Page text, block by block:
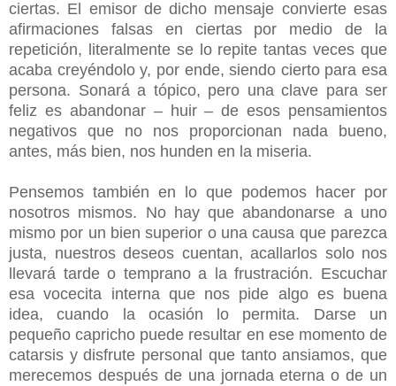
ciertas. El emisor de dicho mensaje convierte esas
afirmaciones falsas en ciertas por medio de la
repetición, literalmente se lo repite tantas veces que
acaba creyéndolo y, por ende, siendo cierto para esa
persona. Sonará a tópico, pero una clave para ser
feliz es abandonar – huir – de esos pensamientos
negativos que no nos proporcionan nada bueno,
antes, más bien, nos hunden en la miseria.
Pensemos también en lo que podemos hacer por
nosotros mismos. No hay que abandonarse a uno
mismo por un bien superior o una causa que parezca
justa, nuestros deseos cuentan, acallarlos solo nos
llevará tarde o temprano a la frustración. Escuchar
esa vocecita interna que nos pide algo es buena
idea, cuando la ocasión lo permita. Darse un
pequeño capricho puede resultar en ese momento de
catarsis y disfrute personal que tanto ansiamos, que
merecemos después de una jornada eterna o de un